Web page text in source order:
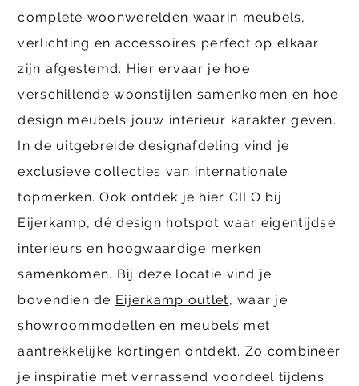
complete woonwerelden waarin meubels,
verlichting en accessoires perfect op elkaar
zijn afgestemd. Hier ervaar je hoe
verschillende woonstijlen samenkomen en hoe
design meubels jouw interieur karakter geven.
In de uitgebreide designafdeling vind je
exclusieve collecties van internationale
topmerken. Ook ontdek je hier CILO bij
Eijerkamp, dé design hotspot waar eigentijdse
interieurs en hoogwaardige merken
samenkomen. Bij deze locatie vind je
bovendien de Eijerkamp outlet, waar je
showroommodellen en meubels met
aantrekkelijke kortingen ontdekt. Zo combineer
je inspiratie met verrassend voordeel tijdens